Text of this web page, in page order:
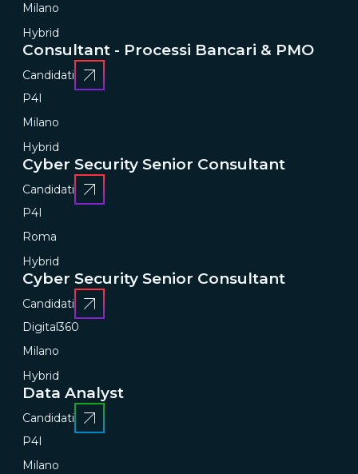
Milano
Hybrid
Consultant - Processi Bancari & PMO
Candidati
P4I
Milano
Hybrid
Cyber Security Senior Consultant
Candidati
P4I
Roma
Hybrid
Cyber Security Senior Consultant
Candidati
Digital360
Milano
Hybrid
Data Analyst
Candidati
P4I
Milano